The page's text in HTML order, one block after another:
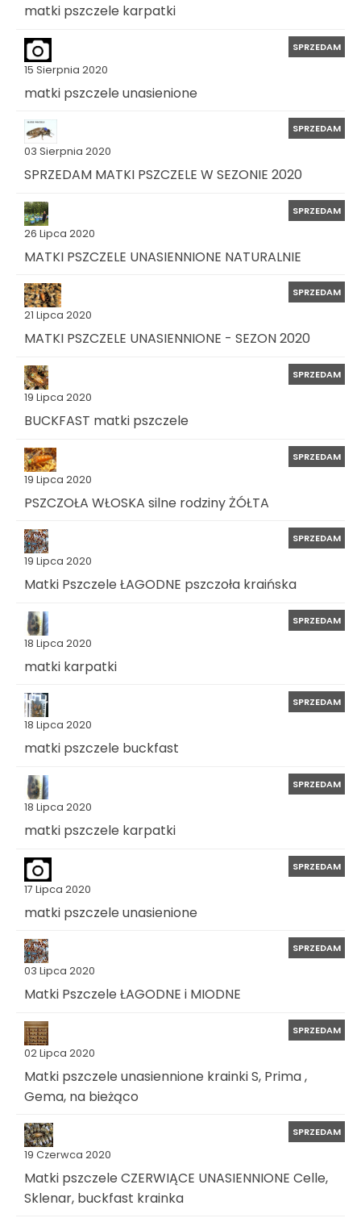
matki pszczele karpatki
15 Sierpnia 2020
SPRZEDAM
matki pszczele unasienione
03 Sierpnia 2020
SPRZEDAM
SPRZEDAM MATKI PSZCZELE W SEZONIE 2020
26 Lipca 2020
SPRZEDAM
MATKI PSZCZELE UNASIENNIONE NATURALNIE
21 Lipca 2020
SPRZEDAM
MATKI PSZCZELE UNASIENNIONE - SEZON 2020
19 Lipca 2020
SPRZEDAM
BUCKFAST matki pszczele
19 Lipca 2020
SPRZEDAM
PSZCZOŁA WŁOSKA silne rodziny ŻÓŁTA
19 Lipca 2020
SPRZEDAM
Matki Pszczele ŁAGODNE pszczoła kraińska
18 Lipca 2020
SPRZEDAM
matki karpatki
18 Lipca 2020
SPRZEDAM
matki pszczele buckfast
18 Lipca 2020
SPRZEDAM
matki pszczele karpatki
17 Lipca 2020
SPRZEDAM
matki pszczele unasienione
03 Lipca 2020
SPRZEDAM
Matki Pszczele ŁAGODNE i MIODNE
02 Lipca 2020
SPRZEDAM
Matki pszczele unasiennione krainki S, Prima ,
Gema, na bieżąco
19 Czerwca 2020
SPRZEDAM
Matki pszczele CZERWIĄCE UNASIENNIONE Celle,
Sklenar, buckfast krainka